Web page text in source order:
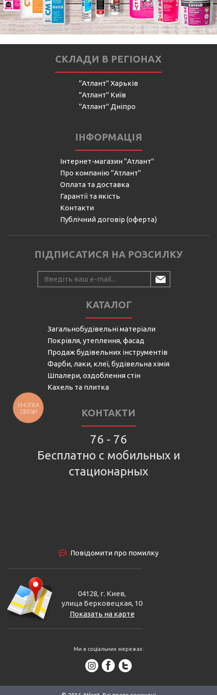
СКЛАДИ В РЕГІОНАХ
"Атлант" Харьків
"Атлант" Київ
"Атлант" Дніпро
ІНФОРМАЦІЯ
Інтернет-магазин "Атлант"
Про компанію "Атлант"
Оплата та доставка
Гарантії та якість
Контакти
Публічний договір (оферта)
ПІДПИСАТИСЯ НА РОЗСИЛКУ
КАТАЛОГ
Загальнобудівельні матеріали
Покрівля, утеплення, фасад
Продаж будівельних інструментів
Фарби, лаки, клеї, будівельна хімія
Шпалери, оздоблення стін
Кахель та плитка
КОНТАКТИ
76 - 76
Бесплатно с мобильных и
стационарных
Повідомити про помилку
04128, г. Киев,
улица Берковецкая, 10
Показать на карте
Ми в соціальних мережах:
КНОПКА
СВЯЗИ